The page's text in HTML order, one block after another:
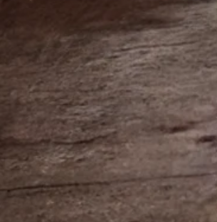
rolige og lukkede
med både nye og ældre
bygninger som skure,
med hække, buskads og
mus at opholde sig tæt på
gennem vores lokale
så forbinder vi dig med en
og de typiske